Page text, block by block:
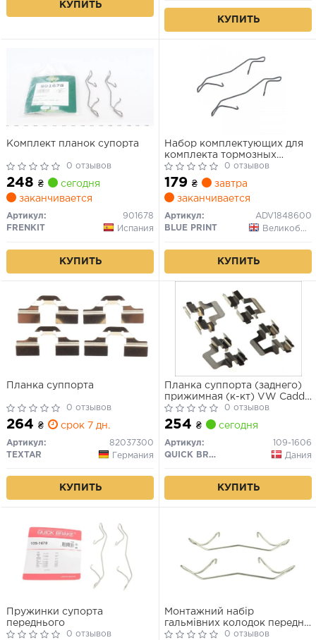
КУПИТЬ
КУПИТЬ
Комплект планок супорта
0 отзывов
248 ₴
сегодня
заканчивается
Артикул:
901678
FRENKIT
Испания
КУПИТЬ
Набор комплектующих для
комплекта тормозных
накладок (сторона
установки: зависимые от
автомобиля стороны
монтажа)
0 отзывов
179 ₴
завтра
заканчивается
Артикул:
ADV1848600
BLUE PRINT
Великобритания
КУПИТЬ
Планка суппорта
0 отзывов
264 ₴ срок 7 дн.
Артикул:
82037300
TEXTAR
Германия
КУПИТЬ
Планка суппорта (заднего)
прижимная (к-кт) VW Caddy
III 1.6-1.9 TDI 04-15, 420047,
82509000, FK901606,
ERT420047
0 отзывов
254 ₴ сегодня
Артикул:
109-1606
QUICK BRAKE
Дания
КУПИТЬ
Пружинки супорта
переднього
0 отзывов
Монтажний набір
гальмівних колодок передн
AUDI A1, A3, A4 ALLROAD
0 отзывов